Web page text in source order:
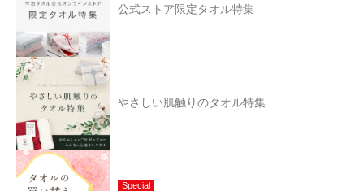
公式ストア限定タオル特集
やさしい肌触りのタオル特集
Special